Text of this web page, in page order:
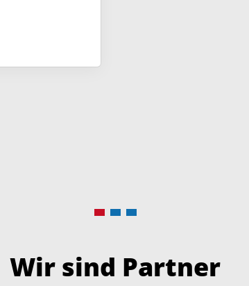
Wir sind Partner